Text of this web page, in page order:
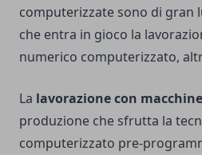
computerizzate sono di gran
che entra in gioco la
numerico computerizzato,
La lavorazione con macchine
produzione che sfrutta la
computerizzato pre-